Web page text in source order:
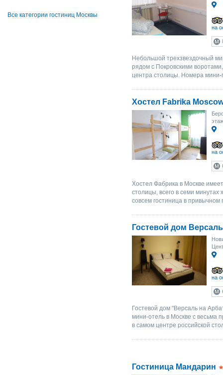
Все категории гостиниц Москвы
на
Небольшой трехзвездочный
рядом с Покровскими
центра столицы. Номера
Хостел Fabrika
на
Хостел Фабрика в Москве
столицы, всего в семи
совсем гостиница в
Гостевой дом
на
Гостевой дом "Версаль на
мини-отель в Москве с весьма
в самом центре российской
Гостиница Мандарин